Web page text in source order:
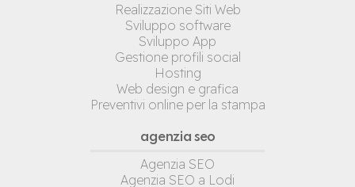
Realizzazione Siti Web
Sviluppo software
Sviluppo App
Gestione profili social
Hosting
Web design e grafica
Preventivi online per la stampa
agenzia seo
Agenzia SEO
Agenzia SEO a Lodi